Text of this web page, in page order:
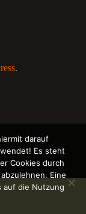
.
darauf
Es steht
Cookies durch
Eine
auf die Nutzung